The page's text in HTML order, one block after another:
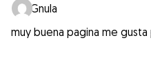
Gnula
muy buena pagina me